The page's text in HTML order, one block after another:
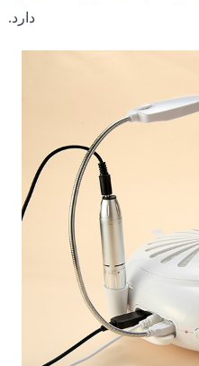
دارد.